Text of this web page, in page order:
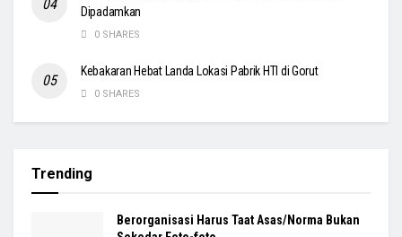
Dipadamkan
0 SHARES
Kebakaran Hebat Landa Lokasi Pabrik HTI di Gorut
0 SHARES
Trending
Berorganisasi Harus Taat Asas/Norma Bukan